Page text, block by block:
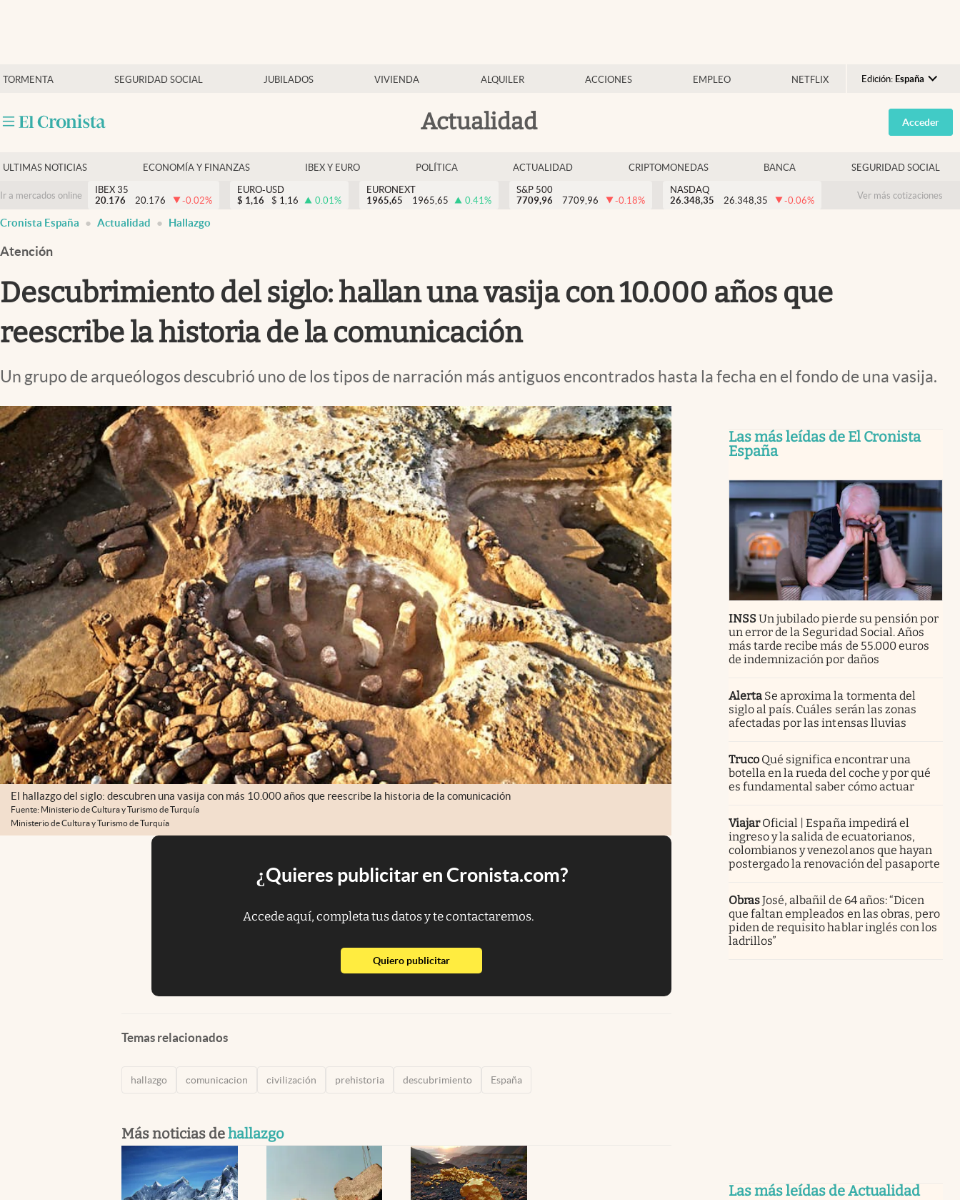
TORMENTA SEGURIDAD SOCIAL JUBILADOS VIVIENDA ALQUILER ACCIONES EMPLEO NETFLIX Edición: España
Argentina
España
USA
Colombia
Actualidad
Economía y finanzas
Criptomonedas
Acceder
ULTIMAS NOTICIAS ECONOMÍA Y FINANZAS IBEX Y EURO POLÍTICA ACTUALIDAD CRIPTOMONEDAS BANCA SEGURIDAD SOCIAL
Ir a mercados online
IBEX 35
20.176
20.176 -0.02%
EURO-USD
$ 1,16 $ 1,16 0.01%
EURONEXT
1965,65
1965,65 0.41%
S&P 500
7709,96
7709,96 -0.18%
NASDAQ
26.348,35
26.348,35 -0.06% Ver más cotizaciones
Cronista España Actualidad Hallazgo
Atención
Descubrimiento del siglo: hallan una vasija con 10.000 años que
reescribe la historia de la comunicación
Un grupo de arqueólogos descubrió uno de los tipos de narración más antiguos encontrados hasta la fecha en el fondo de una vasija.
El hallazgo del siglo: descubren una vasija con más 10.000 años que reescribe la historia de la comunicación
Fuente: Ministerio de Cultura y Turismo de Turquía
Ministerio de Cultura y Turismo de Turquía
¿Quieres publicitar en Cronista.com?
Accede aquí, completa tus datos y te contactaremos.
Quiero publicitarabre en nueva pestaña
Temas relacionados
hallazgo comunicacion civilización prehistoria descubrimiento España
Más noticias dehallazgo
Las más leídas de El Cronista
España
INSSUn jubilado pierde su pensión por
un error de la Seguridad Social. Años
más tarde recibe más de 55.000 euros
de indemnización por daños
Alerta Se aproxima la tormenta del
siglo al país. Cuáles serán las zonas
afectadas por las intensas lluvias
Truco Qué significa encontrar una
botella en la rueda del coche y por qué
es fundamental saber cómo actuar
Viajar Oficial | España impedirá el
ingreso y la salida de ecuatorianos,
colombianos y venezolanos que hayan
postergado la renovación del pasaporte
ObrasJosé, albañil de 64 años: “Dicen
que faltan empleados en las obras, pero
piden de requisito hablar inglés con los
ladrillos”
Las más leídas de Actualidad